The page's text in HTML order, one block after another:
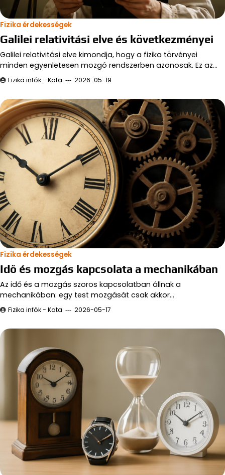
Fizika érdekességek
Galilei relativitási elve és következményei
Galilei relativitási elve kimondja, hogy a fizika törvényei
minden egyenletesen mozgó rendszerben azonosak. Ez az…
Fizika infók - Kata 2026-05-19
Fizika érdekességek
Idő és mozgás kapcsolata a mechanikában
Az idő és a mozgás szoros kapcsolatban állnak a
mechanikában: egy test mozgását csak akkor…
Fizika infók - Kata 2026-05-17